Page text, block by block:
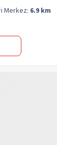
Merkez: 6.9 km